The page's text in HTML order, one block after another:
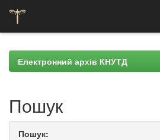
navigationЕлектронний архів КНУТД
Пошук
Пошук: